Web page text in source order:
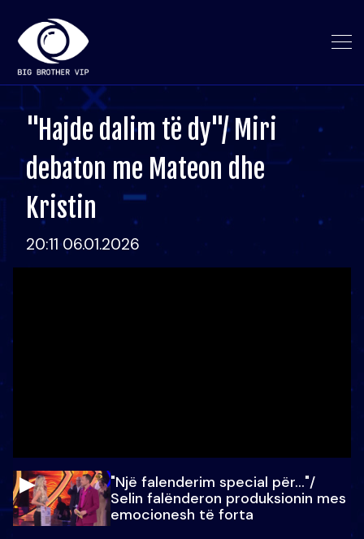
"Hajde dalim të dy"/ Miri
debaton me Mateon dhe
Kristin
20:11 06.01.2026
"Një falenderim special për…"/
Selin falënderon produksionin mes
emocionesh të forta